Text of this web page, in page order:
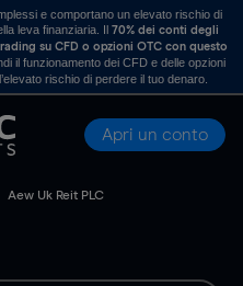
e comportano un elevato rischio di
leva finanziaria. Il70% dei conti degli
su CFD o opzioni OTC con questo
il funzionamento dei CFD e delle opzioni
rischio di perdere il tuo denaro.
Apri un conto
Aew Uk Reit PLC